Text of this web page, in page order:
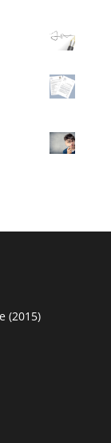
(2015)